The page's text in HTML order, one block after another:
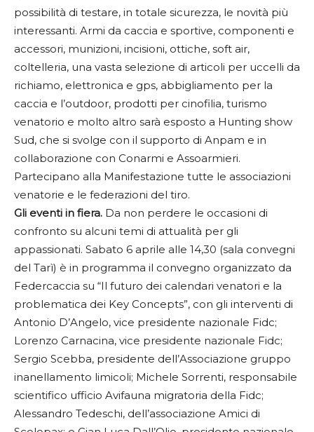
possibilità di testare, in totale sicurezza, le novità più
interessanti. Armi da caccia e sportive, componenti e
accessori, munizioni, incisioni, ottiche, soft air,
coltelleria, una vasta selezione di articoli per uccelli da
richiamo, elettronica e gps, abbigliamento per la
caccia e l’outdoor, prodotti per cinofilia, turismo
venatorio e molto altro sarà esposto a Hunting show
Sud, che si svolge con il supporto di Anpam e in
collaborazione con Conarmi e Assoarmieri.
Partecipano alla Manifestazione tutte le associazioni
venatorie e le federazioni del tiro.
Gli eventi in fiera. Da non perdere le occasioni di
confronto su alcuni temi di attualità per gli
appassionati. Sabato 6 aprile alle 14,30 (sala convegni
del Tarì) è in programma il convegno organizzato da
Federcaccia su “Il futuro dei calendari venatori e la
problematica dei Key Concepts”, con gli interventi di
Antonio D’Angelo, vice presidente nazionale Fidc;
Lorenzo Carnacina, vice presidente nazionale Fidc;
Sergio Scebba, presidente dell’Associazione gruppo
inanellamento limicoli; Michele Sorrenti, responsabile
scientifico ufficio Avifauna migratoria della Fidc;
Alessandro Tedeschi, dell’associazione Amici di